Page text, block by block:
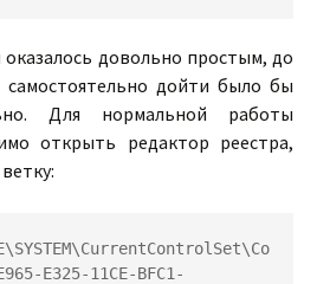
довольно простым, до
самостоятельно дойти было бы
Для нормальной работы
открыть редактор реестра,
E325-11CE-BFC1-